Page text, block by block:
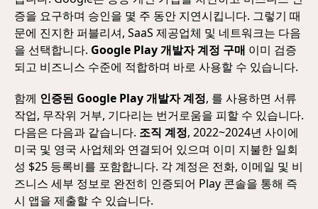
증을 요구하며 승인을 몇 주 동안 지연시킵니다. 그렇기 때
문에 진지한 퍼블리셔, SaaS 제공업체 및 네트워크는 다음
을 선택합니다. Google Play 개발자 계정 구매 이미 검증
되고 비즈니스 수준에 적합하며 바로 사용할 수 있습니다.
함께 인증된 Google Play 개발자 계정, 를 사용하면 서류
작업, 무작위 거부, 기다리는 번거로움을 피할 수 있습니다.
다음은 다음과 같습니다. 조직 계정, 2022~2024년 사이에
미국 및 영국 사업체와 연결되어 있으며 이미 지불한 일회
성 $25 등록비를 포함합니다. 각 계정은 전화, 이메일 및 비
즈니스 세부 정보로 완전히 인증되어 Play 콘솔을 통해 즉
시 앱을 제출할 수 있습니다.